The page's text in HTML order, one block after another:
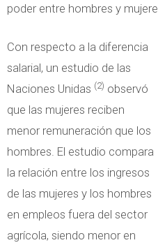
poder entre hombres y
Con respecto a la diferencia
salarial, un estudio de las
Naciones Unidas (2) observó
que las mujeres reciben
menor remuneración que los
hombres. El estudio compara
la relación entre los ingresos
de las mujeres y los hombres
en empleos fuera del sector
agrícola, siendo menor en